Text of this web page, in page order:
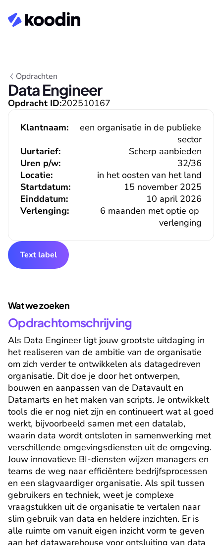
Opdrachten
Data Engineer
Opdracht ID:202510167
Klantnaam:
een organisatie in de publieke
sector
Uurtarief:
Scherp aanbieden
32/36
Uren p/w:
Locatie:
in het oosten van het land
Verlenging:
6 maanden met optie op
verlenging
Einddatum: 10 april 2026
Startdatum: 15 november 2025
Text label
Wat we zoeken
Opdrachtomschrijving
Als Data Engineer ligt jouw grootste uitdaging in
het realiseren van de ambitie van de organisatie
om zich verder te ontwikkelen als datagedreven
organisatie. Dit doe je door het ontwerpen,
bouwen en aanpassen van de Datavault en
Datamarts en het maken van scripts. Je ontwikkelt
tools die er nog niet zijn en continueert wat al goed
werkt, bijvoorbeeld samen met een datalab,
waarin data wordt ontsloten in samenwerking met
verschillende omgevingsdiensten uit de omgeving.
Jouw innovatieve BI-diensten wijzen managers en
teams de weg naar efficiëntere bedrijfsprocessen
en een slagvaardiger organisatie. Als spil tussen
gebruikers en techniek, weet je complexe
vraagstukken uit de organisatie te vertalen naar
slim gebruik van data en heldere inzichten. Er is
alle ruimte om vanuit eigen inzicht vorm te geven
aan het datawarehouse voor ontsluiting van data